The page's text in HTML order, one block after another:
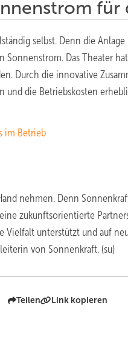
für
selbst. Denn die
Das Theater
Durch die innovative
die Betriebskosten
im Betrieb
nehmen. Denn
zukunftsorientierte
unterstützt und auf
von Sonnenkraft. (su)
Teilen Link kopieren